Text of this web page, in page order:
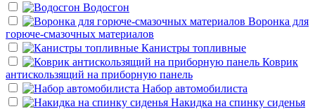
Водосгон
Воронка для
горюче-смазочных материалов
Канистры топливные
Коврик
антискользящий на приборную панель
Набор автомобилиста
Накидка на спинку сиденья